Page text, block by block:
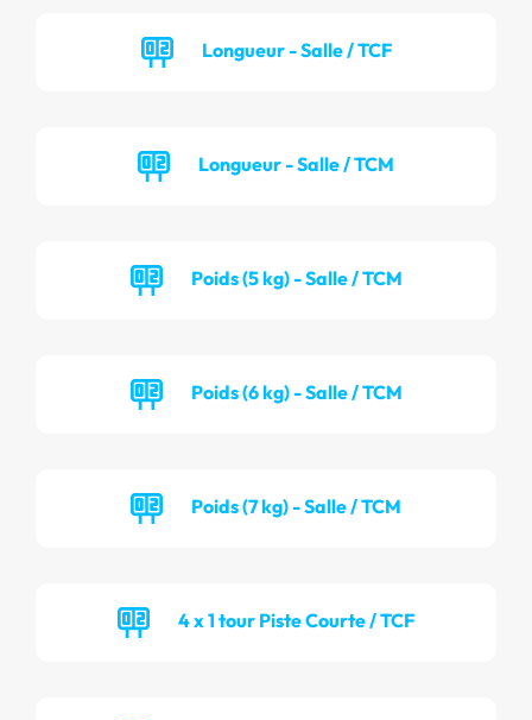
Longueur - Salle / TCF
Longueur - Salle / TCM
Poids (5 kg) - Salle / TCM
Poids (6 kg) - Salle / TCM
Poids (7 kg) - Salle / TCM
4 x 1 tour Piste Courte / TCF